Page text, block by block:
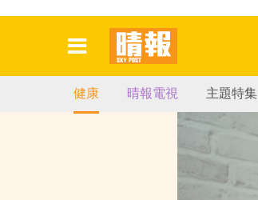
健康 晴報電視 主題特集